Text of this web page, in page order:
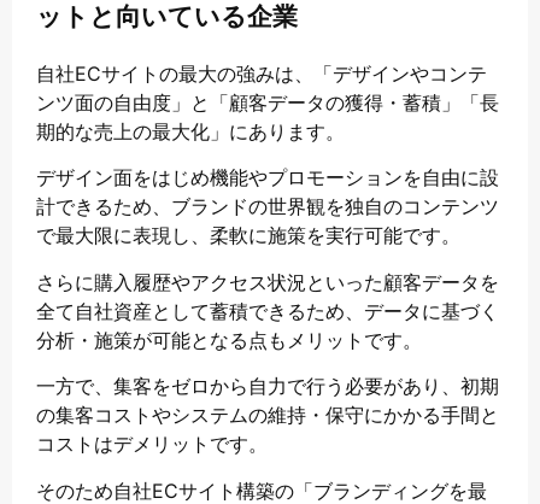
ットと向いている企業
自社ECサイトの最大の強みは、「デザインやコンテ
ンツ面の自由度」と「顧客データの獲得・蓄積」「長
期的な売上の最大化」にあります。
デザイン面をはじめ機能やプロモーションを自由に設
計できるため、ブランドの世界観を独自のコンテンツ
で最大限に表現し、柔軟に施策を実行可能です。
さらに購入履歴やアクセス状況といった顧客データを
全て自社資産として蓄積できるため、データに基づく
分析・施策が可能となる点もメリットです。
一方で、集客をゼロから自力で行う必要があり、初期
の集客コストやシステムの維持・保守にかかる手間と
コストはデメリットです。
そのため自社ECサイト構築の「ブランディングを最